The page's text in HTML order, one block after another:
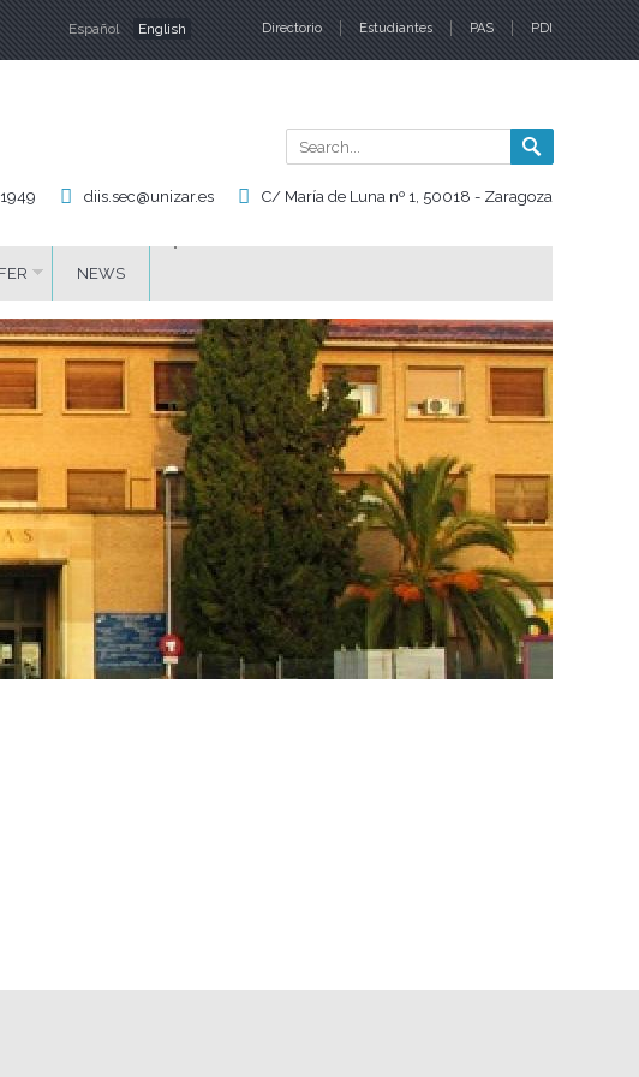
Directorio Estudiantes PAS PDI
Languages
Español English
Search
C/ María de Luna nº 1, 50018 - Zaragoza
diis.sec@unizar.es
NEWS